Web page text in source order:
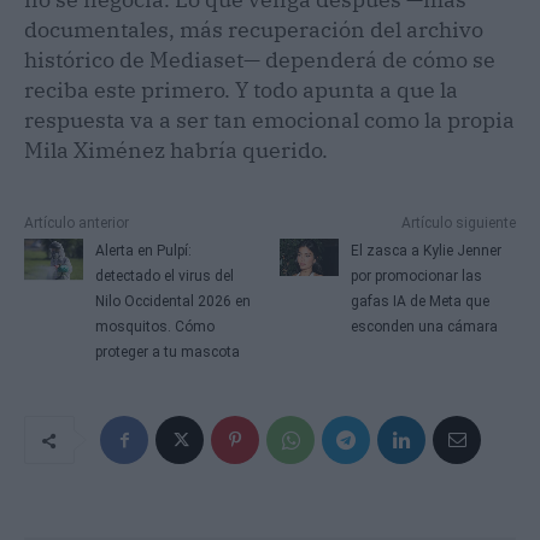
documentales, más recuperación del archivo
histórico de Mediaset— dependerá de cómo se
reciba este primero. Y todo apunta a que la
respuesta va a ser tan emocional como la propia
Mila Ximénez habría querido.
Artículo anterior
Alerta en Pulpí:
detectado el virus del
Nilo Occidental 2026 en
mosquitos. Cómo
proteger a tu mascota
Artículo siguiente
El zasca a Kylie Jenner
por promocionar las
gafas IA de Meta que
esconden una cámara